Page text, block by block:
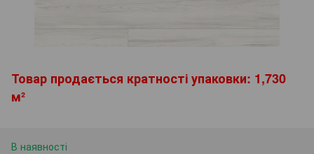
Товар продається кратності упаковки: 1,730
м²
В наявності